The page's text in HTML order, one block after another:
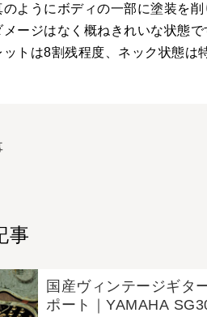
ようにボディの一部に塗装を
メージはなく概ねきれいな状態で
トは8割残程度、ネック状態は
事
国産ヴィンテージギタ
ポート｜YAMAHA